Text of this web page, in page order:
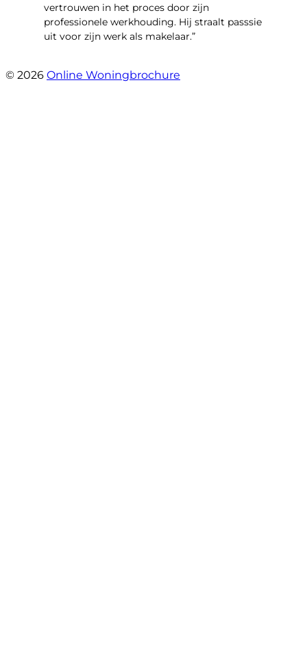
vertrouwen in het proces door zijn
professionele werkhouding. Hij straalt passsie
uit voor zijn werk als makelaar.”
© 2026 Online Woningbrochure